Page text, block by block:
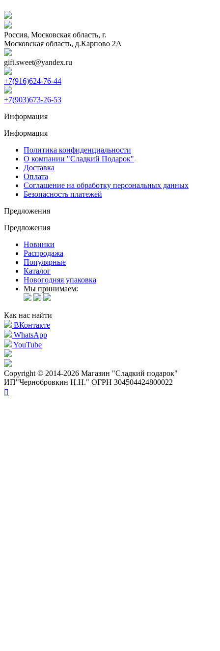
Россия, Московская область, г.
Московская область, д.Карпово 2А
gift.sweet@yandex.ru
+7(916)624-76-44
+7(903)673-26-53
Информация
Информация
Политика конфиденциальности
О компании "Сладкий Подарок"
Доставка
Оплата
Соглашение на обработку персональных данных
Безопасность платежей
Предложения
Предложения
Новинки
Распродажа
Популярные
Каталог
Новогодняя упаковка
Мы принимаем:
Как нас найти
ВКонтакте
WhatsApp
YouTube
Copyright © 2014-2026 Магазин "Сладкий подарок"
ИП"Чернобровкин Н.Н." ОГРН 304504424800022
